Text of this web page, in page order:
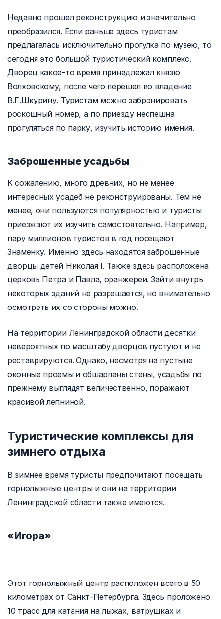
Недавно прошел реконструкцию и значительно
преобразился. Если раньше здесь туристам
предлагалась исключительно прогулка по музею, то
сегодня это большой туристический комплекс.
Дворец какое-то время принадлежал князю
Волховскому, после чего перешел во владение
В.Г.Шкурину. Туристам можно забронировать
роскошный номер, а по приезду неспешна
прогуляться по парку, изучить историю имения.
Заброшенные усадьбы
К сожалению, много древних, но не менее
интересных усадеб не реконструированы. Тем не
менее, они пользуются популярностью и туристы
приезжают их изучить самостоятельно. Например,
пару миллионов туристов в год посещают
Знаменку. Именно здесь находятся заброшенные
дворцы детей Николая I. Также здесь расположена
церковь Петра и Павла, оранжереи. Зайти внутрь
некоторых зданий не разрешается, но внимательно
осмотреть их со стороны можно.
На территории Ленинградской области десятки
невероятных по масштабу дворцов пустуют и не
реставрируются. Однако, несмотря на пустыне
оконные проемы и обшарпаны стены, усадьбы по
прежнему выглядят величественно, поражают
красивой лепниной.
Туристические комплексы для
зимнего отдыха
В зимнее время туристы предпочитают посещать
горнолыжные центры и они на территории
Ленинградской области также имеются.
«Игора»
Этот горнолыжный центр расположен всего в 50
километрах от Санкт-Петербурга. Здесь проложено
10 трасс для катания на лыжах, ватрушках и